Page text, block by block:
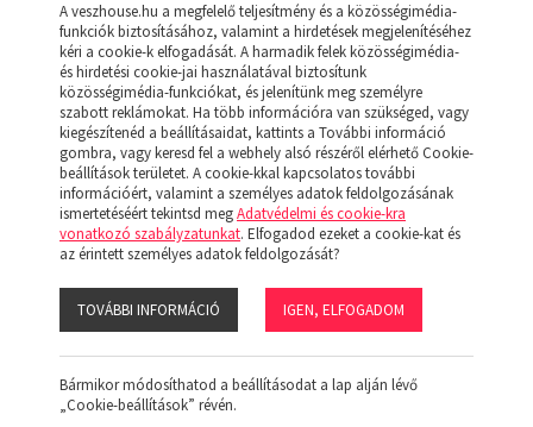
INGATLAN KÉSZLETÜNK
(19)
Szűrő megjelenítése
A veszhouse.hu a megfelelő teljesítmény és a közösségimédia-
funkciók biztosításához, valamint a hirdetések megjelenítéséhez
kéri a cookie-k elfogadását. A harmadik felek közösségimédia-
és hirdetési cookie-jai használatával biztosítunk
közösségimédia-funkciókat, és jelenítünk meg személyre
szabott reklámokat. Ha több információra van szükséged, vagy
kiegészítenéd a beállításaidat, kattints a További információ
gombra, vagy keresd fel a webhely alsó részéről elérhető Cookie-
beállítások területet. A cookie-kkal kapcsolatos további
információért, valamint a személyes adatok feldolgozásának
ismertetéséért tekintsd megAdatvédelmi és cookie-kra
vonatkozó szabályzatunkat. Elfogadod ezeket a cookie-kat és
az érintett személyes adatok feldolgozását?
TOVÁBBI INFORMÁCIÓ IGEN, ELFOGADOM
Bármikor módosíthatod a beállításodat a lap alján lévő
„Cookie-beállítások” révén.